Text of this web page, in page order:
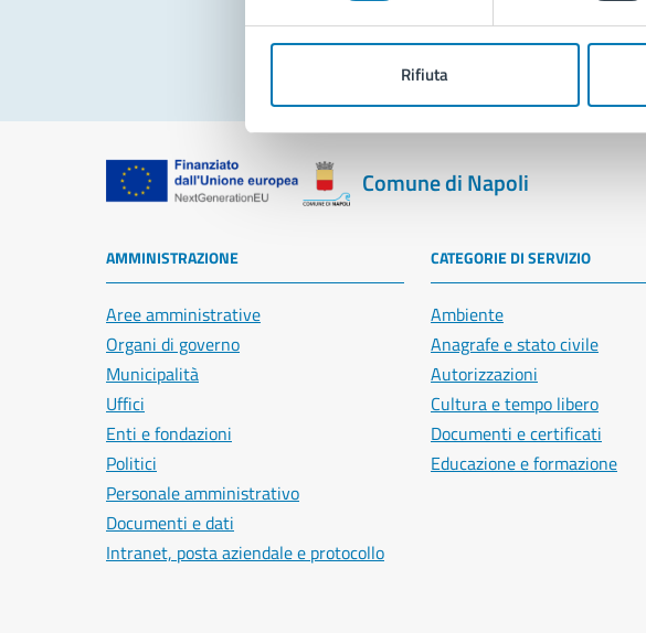
Rifiuta
Segnala disservizio
Comune di Napoli
AMMINISTRAZIONE
Aree amministrative
Organi di governo
Municipalità
Uffici
Enti e fondazioni
Politici
Personale amministrativo
Documenti e dati
Intranet, posta aziendale e protocollo
CATEGORIE DI SERVIZIO
Ambiente
Anagrafe e stato civile
Autorizzazioni
Cultura e tempo libero
Documenti e certificati
Educazione e formazione